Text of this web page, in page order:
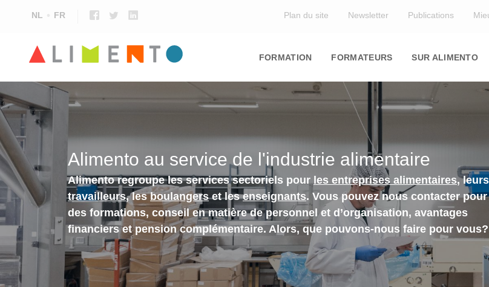
NL FR Plan du site Newsletter Publications
navigation
FORMATION FORMATEURS SUR ALIMENTO
Alimento au service de l'industrie alimentaire
Alimento regroupe les services sectoriels pour les entreprises alimentaires, leurs
travailleurs, lesboulangerset lesenseignants. Vous pouvez nous contacter pour
des formations, conseil en matière de personnel et d’organisation, avantages
financiers et pension complémentaire. Alors, que pouvons-nous faire pour vous?